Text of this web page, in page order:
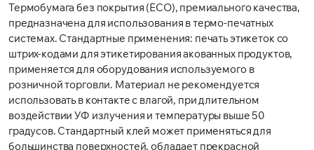
Термобумага без покрытия (ECO), премиального качества,
предназначена для использования в термо-печатных
системах. Стандартные применения: печать этикеток со
штрих-кодами для этикетирования акованных продуктов,
применяется для оборудования используемого в
розничной торговли. Материал не рекомендуется
использовать в контакте с влагой, при длительном
воздействии УФ излучения и температуры выше 50
градусов. Стандартный клей может применяться для
большинства поверхностей, обладает прекрасной